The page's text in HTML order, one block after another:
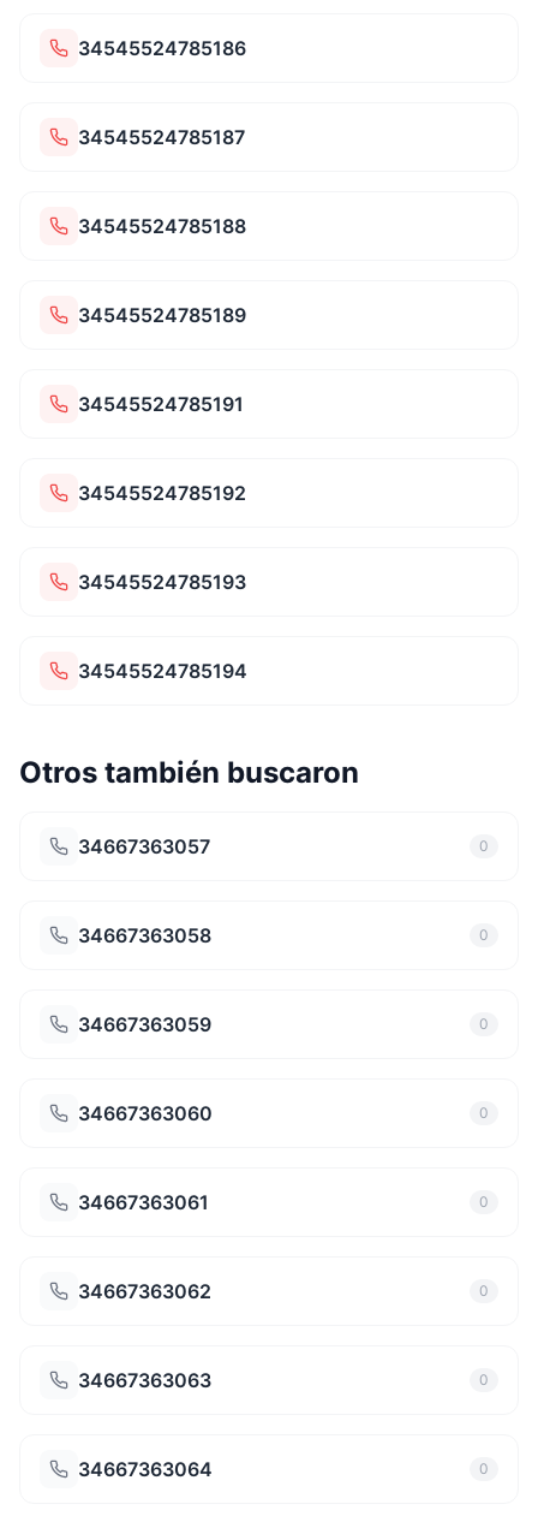
34545524785186
34545524785187
34545524785188
34545524785189
34545524785191
34545524785192
34545524785193
34545524785194
Otros también buscaron
34667363057 0
34667363058 0
34667363059 0
34667363060 0
34667363061 0
34667363062 0
34667363063 0
34667363064 0